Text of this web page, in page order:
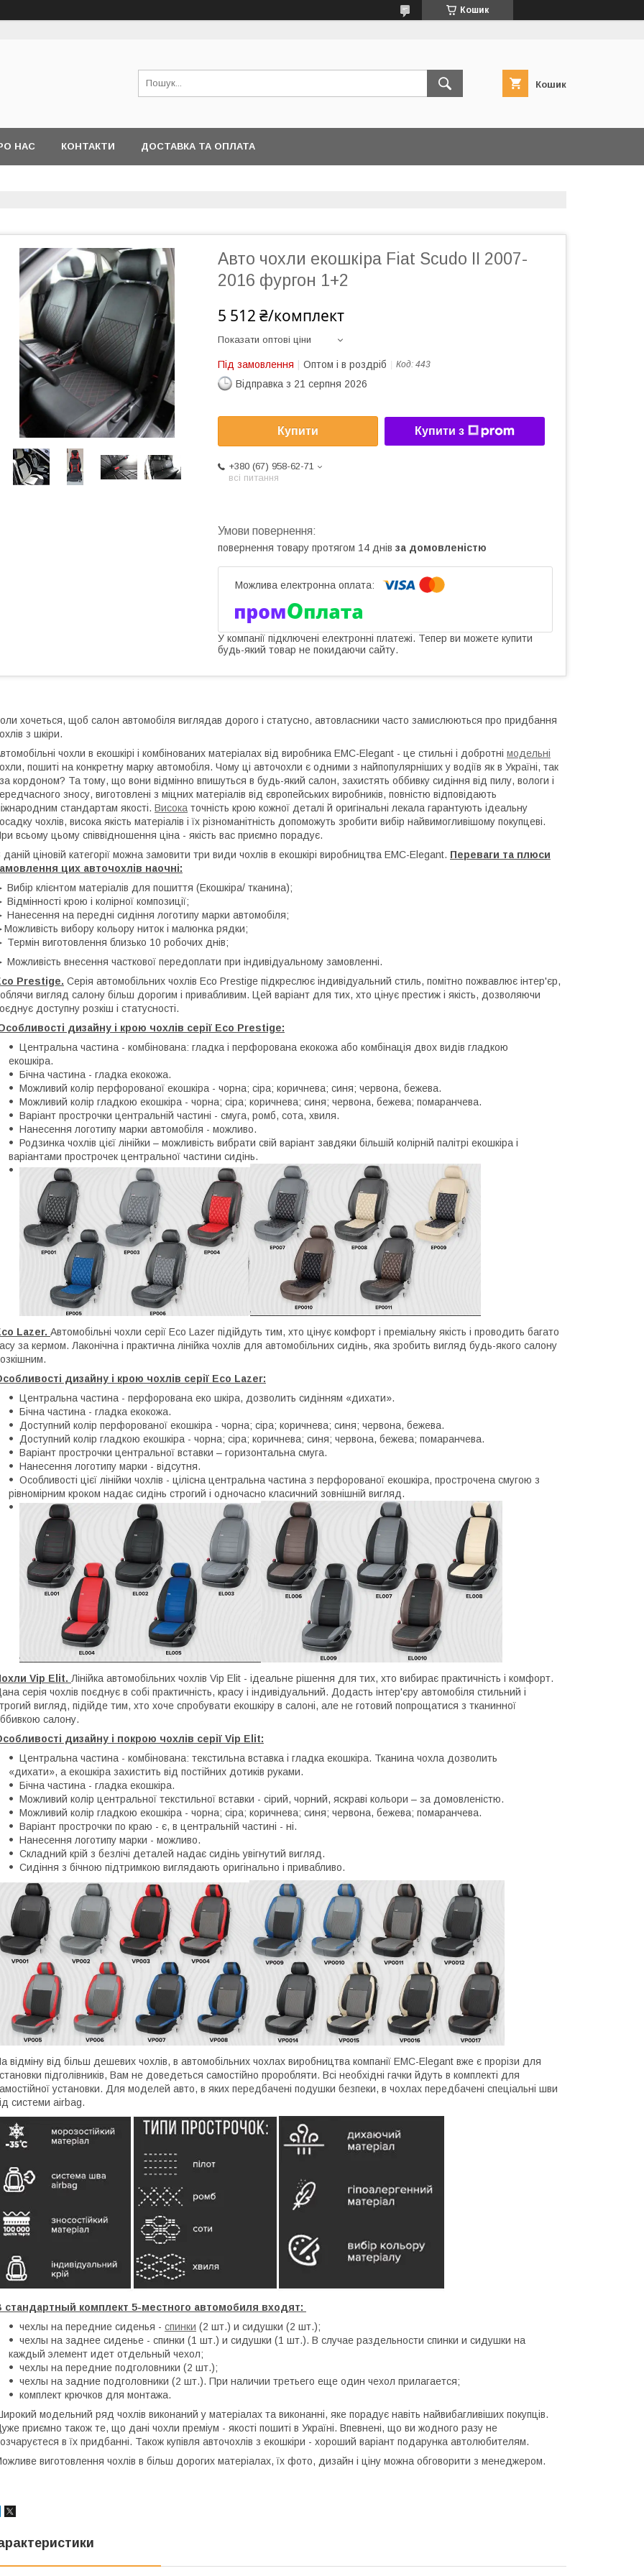
Кошик
Кошик
НАС КОНТАКТИ ДОСТАВКА ТА ОПЛАТА
Авто чохли екошкіра Fiat Scudo II 2007-
2016 фургон 1+2
5 512 ₴/комплект
Показати оптові ціни
Під замовлення Оптом і в роздріб Код: 443
Відправка з 21 серпня 2026
Купити Купити з
+380 (67) 958-62-71
всі питання
повернення товару протягом 14 днів за домовленістю
У компанії підключені електронні платежі. Тепер ви можете купити
будь-який товар не покидаючи сайту.
хочеться, щоб салон автомобіля виглядав дорого і статусно, автовласники часто замислюються про придбання
з шкіри.
чохли в екошкірі і комбінованих матеріалах від виробника EMC-Elegant - це стильні і добротні модельні
пошиті на конкретну марку автомобіля. Чому ці авточохли є одними з найпопулярніших у водіїв як в Україні, так
за кордоном? Та тому, що вони відмінно впишуться в будь-який салон, захистять оббивку сидіння від пилу, вологи і
зносу, виготовлені з міцних матеріалів від європейських виробників, повністю відповідають
стандартам якості. Висока точність крою кожної деталі й оригінальні лекала гарантують ідеальну
чохлів, висока якість матеріалів і їх різноманітність допоможуть зробити вибір найвимогливішому покупцеві.
всьому цьому співвідношення ціна - якість вас приємно порадує.
даній ціновій категорії можна замовити три види чохлів в екошкірі виробництва EMC-Elegant. Переваги та плюси
цих авточохлів наочні:
Вибір клієнтом матеріалів для пошиття (Екошкіра/ тканина);
Відмінності крою і колірної композиції;
Нанесення на передні сидіння логотипу марки автомобіля;
вибору кольору ниток і малюнка рядки;
Термін виготовлення близько 10 робочих днів;
Можливість внесення часткової передоплати при індивідуальному замовленні.
Prestige. Серія автомобільних чохлів Eco Prestige підкреслює індивідуальний стиль, помітно пожвавлює інтер'єр,
вигляд салону більш дорогим і привабливим. Цей варіант для тих, хто цінує престиж і якість, дозволяючи
доступну розкіш і статусності.
дизайну і крою чохлів серії Eco Prestige:
Центральна частина - комбінована: гладка і перфорована екокожа або комбінація двох видів гладкою
екошкіра.
Бічна частина - гладка екокожа.
Можливий колір перфорованої екошкіра - чорна; сіра; коричнева; синя; червона, бежева.
Можливий колір гладкою екошкіра - чорна; сіра; коричнева; синя; червона, бежева; помаранчева.
Варіант прострочки центральній частині - смуга, ромб, сота, хвиля.
Нанесення логотипу марки автомобіля - можливо.
Родзинка чохлів цієї лінійки – можливість вибрати свій варіант завдяки більшій колірній палітрі екошкіра і
варіантами прострочек центральної частини сидінь.
Lazer. Автомобільні чохли серії Eco Lazer підійдуть тим, хто цінує комфорт і преміальну якість і проводить багато
за кермом. Лаконічна і практична лінійка чохлів для автомобільних сидінь, яка зробить вигляд будь-якого салону
дизайну і крою чохлів серії Eco Lazer:
Центральна частина - перфорована еко шкіра, дозволить сидінням «дихати».
Бічна частина - гладка екокожа.
Доступний колір перфорованої екошкіра - чорна; сіра; коричнева; синя; червона, бежева.
Доступний колір гладкою екошкіра - чорна; сіра; коричнева; синя; червона, бежева; помаранчева.
Варіант прострочки центральної вставки – горизонтальна смуга.
Нанесення логотипу марки - відсутня.
Особливості цієї лінійки чохлів - цілісна центральна частина з перфорованої екошкіра, прострочена смугою з
рівномірним кроком надає сидінь строгий і одночасно класичний зовнішній вигляд.
Vip Elit. Лінійка автомобільних чохлів Vip Elit - ідеальне рішення для тих, хто вибирає практичність і комфорт.
серія чохлів поєднує в собі практичність, красу і індивідуальний. Додасть інтер'єру автомобіля стильний і
вигляд, підійде тим, хто хоче спробувати екошкіру в салоні, але не готовий попрощатися з тканинної
салону.
дизайну і покрою чохлів серії Vip Elit:
Центральна частина - комбінована: текстильна вставка і гладка екошкіра. Тканина чохла дозволить
«дихати», а екошкіра захистить від постійних дотиків руками.
Бічна частина - гладка екошкіра.
Можливий колір центральної текстильної вставки - сірий, чорний, яскраві кольори – за домовленістю.
Можливий колір гладкою екошкіра - чорна; сіра; коричнева; синя; червона, бежева; помаранчева.
Варіант прострочки по краю - є, в центральній частині - ні.
Нанесення логотипу марки - можливо.
Складний крій з безлічі деталей надає сидінь увігнутий вигляд.
Сидіння з бічною підтримкою виглядають оригінально і привабливо.
відміну від більш дешевих чохлів, в автомобільних чохлах виробництва компанії EMC-Elegant вже є прорізи для
підголівників, Вам не доведеться самостійно проробляти. Всі необхідні гачки йдуть в комплекті для
установки. Для моделей авто, в яких передбачені подушки безпеки, в чохлах передбачені спеціальні шви
системи airbag.
стандартный комплект 5-местного автомобиля входят:
чехлы на передние сиденья - спинки (2 шт.) и сидушки (2 шт.);
чехлы на заднее сиденье - спинки (1 шт.) и сидушки (1 шт.). В случае раздельности спинки и сидушки на
каждый элемент идет отдельный чехол;
чехлы на передние подголовники (2 шт.);
чехлы на задние подголовники (2 шт.). При наличии третьего еще один чехол прилагается;
комплект крючков для монтажа.
модельний ряд чохлів виконаний у матеріалах та виконанні, яке порадує навіть найвибагливіших покупців.
приємно також те, що дані чохли преміум - якості пошиті в Україні. Впевнені, що ви жодного разу не
в їх придбанні. Також купівля авточохлів з екошкіри - хороший варіант подарунка автолюбителям.
виготовлення чохлів в більш дорогих матеріалах, їх фото, дизайн і ціну можна обговорити з менеджером.